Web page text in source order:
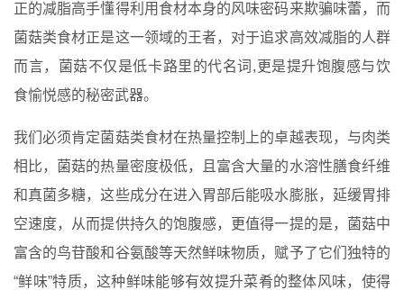
正的减脂高手懂得利用食材本身的风味密码来欺骗味蕾，而
菌菇类食材正是这一领域的王者，对于追求高效减脂的人群
而言，菌菇不仅是低卡路里的代名词,更是提升饱腹感与饮
食愉悦感的秘密武器。
我们必须肯定菌菇类食材在热量控制上的卓越表现，与肉类
相比，菌菇的热量密度极低，且富含大量的水溶性膳食纤维
和真菌多糖，这些成分在进入胃部后能吸水膨胀，延缓胃排
空速度，从而提供持久的饱腹感，更值得一提的是，菌菇中
富含的鸟苷酸和谷氨酸等天然鲜味物质，赋予了它们独特的
“鲜味”特质，这种鲜味能够有效提升菜肴的整体风味，使得